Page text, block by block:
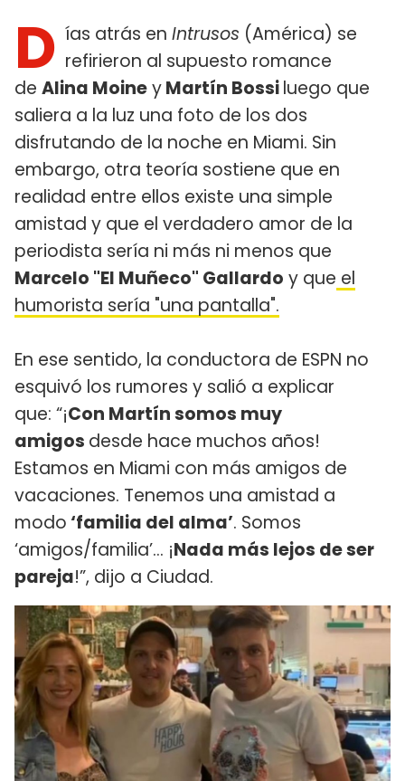
D ías atrás en Intrusos (América) se
refirieron al supuesto romance
de Alina MoineyMartín Bossiluego que
saliera a la luz una foto de los dos
disfrutando de la noche en Miami. Sin
embargo, otra teoría sostiene que en
realidad entre ellos existe una simple
amistad y que el verdadero amor de la
periodista sería ni más ni menos que
Marcelo "El Muñeco" Gallardo y que el
humorista sería "una pantalla".
En ese sentido, la conductora de ESPN no
esquivó los rumores y salió a explicar
que: “¡Con Martín somos muy
amigos desde hace muchos años!
Estamos en Miami con más amigos de
vacaciones. Tenemos una amistad a
modo ‘familia del alma’. Somos
‘amigos/familia’… ¡Nada más lejos de ser
pareja!”, dijo a Ciudad.